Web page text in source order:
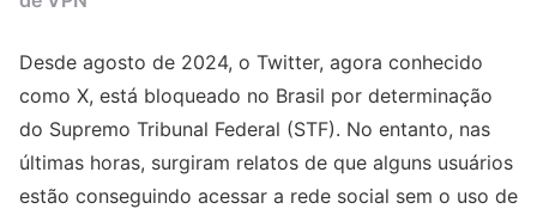
Desde agosto de 2024, o Twitter, agora conhecido
como X, está bloqueado no Brasil por determinação
do Supremo Tribunal Federal (STF). No entanto, nas
últimas horas, surgiram relatos de que alguns usuários
estão conseguindo acessar a rede social sem o uso de